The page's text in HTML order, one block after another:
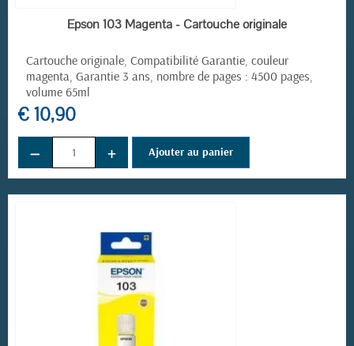
EN STOCK
Epson 103 Magenta - Cartouche originale
Cartouche originale, Compatibilité Garantie, couleur
magenta, Garantie 3 ans, nombre de pages : 4500 pages,
volume 65ml
€ 10,90
− + Ajouter au panier